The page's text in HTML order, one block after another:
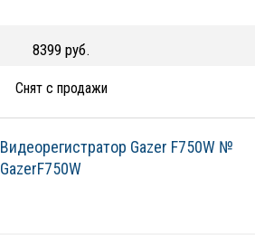
8399 руб.
Снят с продажи
Видеорегистратор Gazer F750W №
GazerF750W